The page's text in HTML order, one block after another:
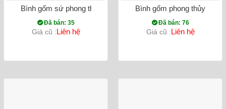
Bình gốm sứ phong thủy tỏi chim công đắp nổi màu đỏ
Đã bán: 35
Giá cũ :Liên hệ
Bình gốm phong thủy mai
Đã bán: 76
Giá cũ :Liên hệ